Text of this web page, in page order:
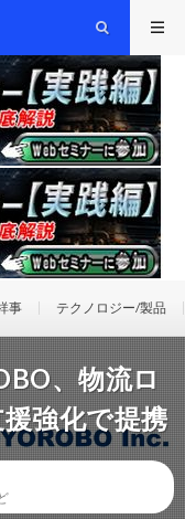
事 テクノロジー/製品
、物流ロ
強化で提携